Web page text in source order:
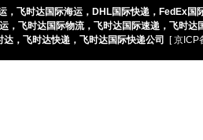
， 飞时达国际海运 ， DHL国际快递 ， FedEx国
， 飞时达国际物流， 飞时达国际速递 ， 飞时达
达， 飞时达快递， 飞时达国际快递公司 [ 京ICP